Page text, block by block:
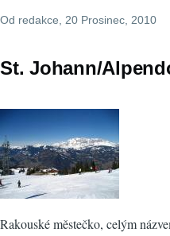
Od redakce, 20 Prosinec, 2010
St. Johann/
Rakouské městečko, celým